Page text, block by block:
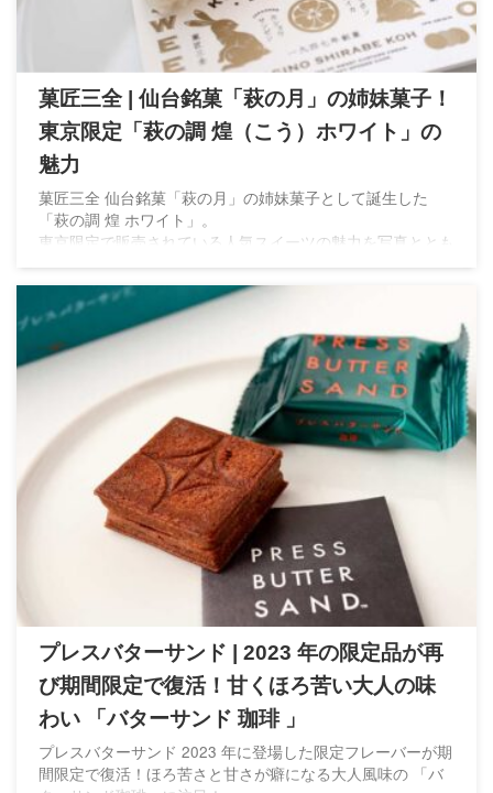
菓匠三全 | 仙台銘菓「萩の月」の姉妹菓子！
東京限定「萩の調 煌（こう）ホワイト」の
魅力
菓匠三全 仙台銘菓「萩の月」の姉妹菓子として誕生した
「萩の調 煌 ホワイト」。
東京限定で販売されている人気スイーツの魅力を写真ととも
プレスバターサンド | 2023 年の限定品が再
び期間限定で復活！甘くほろ苦い大人の味
わい 「バターサンド 珈琲 」
プレスバターサンド 2023 年に登場した限定フレーバーが期
間限定で復活！ほろ苦さと甘さが癖になる大人風味の 「バ